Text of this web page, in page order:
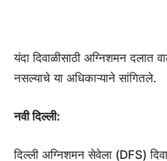
यंदा दिवाळीसाठी अग्निशमन दलात
नसल्याचे या अधिकाऱ्याने सांगितले.
नवी दिल्ली:
दिल्ली अग्निशमन सेवेला (DFS)